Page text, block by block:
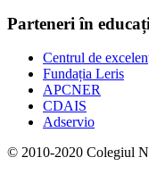
Parteneri în
Centrul de
Fundația Leris
APCNER
CDAIS
Adservio
© 2010-2020 Colegiul